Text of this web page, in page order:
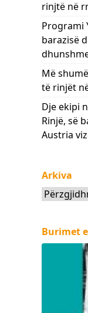
rinjtë në
Programi
barazisë
Më
të rinjët
Dje ekipi
Rinjë, së
Austria
Arkiva
Arkiva
Burimet